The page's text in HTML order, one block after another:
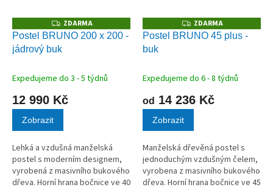
Z
D
A
R
ZDARMA
Postel BRUNO 200 x 200 -
jádrový buk
Expedujeme do 3 - 5 týdnů
12 990 Kč
Zobrazit
Lehká a vzdušná manželská
postel s moderním designem,
vyrobená z masivního bukového
dřeva. Horní hrana bočnice ve 40
Z
D
A
ZDARMA
Postel BRUNO 45 plus -
buk
Expedujeme do 6 - 8 týdnů
od 14 236 Kč
Zobrazit
Manželská dřevěná postel s
jednoduchým vzdušným čelem,
vyrobena z masivního bukového
dřeva. Horní hrana bočnice ve 45